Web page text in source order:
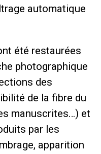
automatique
été restaurées
photographique
des
de la fibre du
manuscrites…) et
par les
apparition